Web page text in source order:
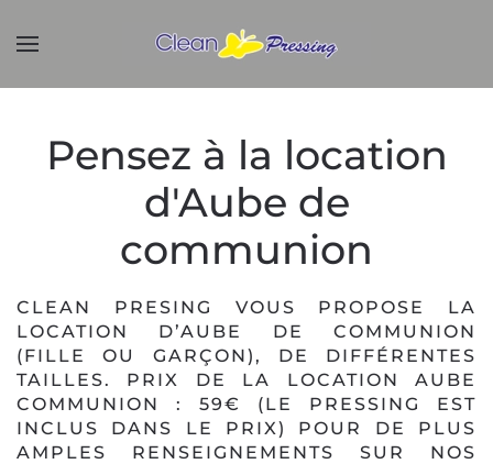
Pensez à la location
d'Aube de
communion
CLEAN PRESING VOUS PROPOSE LA
LOCATION D’AUBE DE COMMUNION
(FILLE OU GARÇON), DE DIFFÉRENTES
TAILLES. PRIX DE LA LOCATION AUBE
COMMUNION : 59€ (LE PRESSING EST
INCLUS DANS LE PRIX) POUR DE PLUS
AMPLES RENSEIGNEMENTS SUR NOS